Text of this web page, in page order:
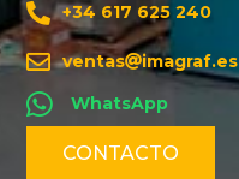
+34 617 625 240
ventas
imagraf.es
WhatsApp
CONTACTO